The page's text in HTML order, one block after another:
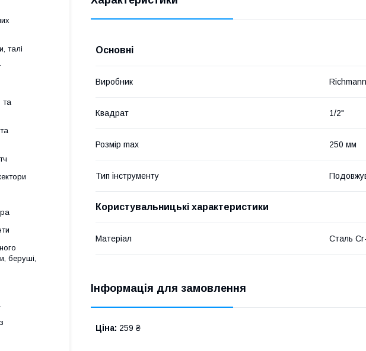
Основні
Виробник Richmann
Квадрат 1/2"
Розмір max 250 мм
Тип інструменту
Користувальницькі характеристики
Матеріал Сталь
Інформація для замовлення
Ціна: 259 ₴
талі
та
беруші,